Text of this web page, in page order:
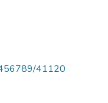
41120